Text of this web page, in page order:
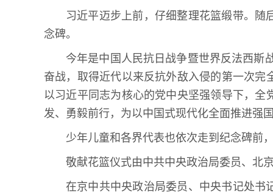
习近平迈步上前，仔细整理花篮缎带。
念碑。
今年是中国人民抗日战争暨世界反法西斯
奋战，取得近代以来反抗外敌入侵的第一次
以习近平同志为核心的党中央坚强领导下，
发、勇毅前行，为以中国式现代化全面推进强
少年儿童和各界代表也依次走到纪念碑前
敬献花篮仪式由中共中央政治局委员、北
在京中共中央政治局委员、中央书记处